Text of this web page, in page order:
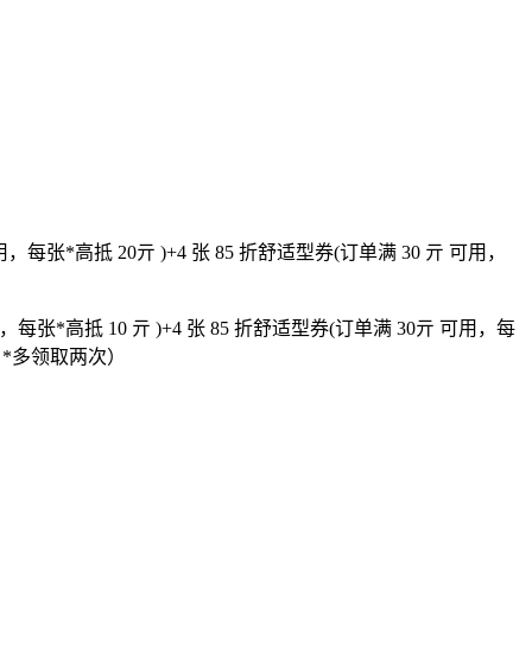
每张*高抵 20亓 )+4 张 85 折舒适型券(订单满 30 亓 可用，
每张*高抵 10 亓 )+4 张 85 折舒适型券(订单满 30亓 可用，每
领取两次）